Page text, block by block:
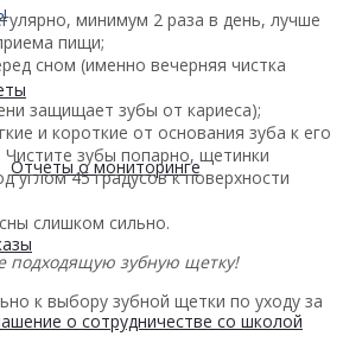
Отчеты о мониторинге
о сотрудничестве со школой
минимум 2 раза в день, лучше
пищи;
сном (именно вечерняя чистка
защищает зубы от кариеса);
и короткие от основания зуба к его
зубы попарно, щетинки
углом 45 градусов к поверхности
слишком сильно.
подходящую зубную щетку!
к выбору зубной щетки по уходу за